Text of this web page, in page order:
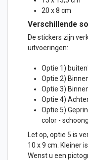
20 x 8 cm
Verschillende
De stickers zijn
uitvoeringen:
Optie 1)
Optie 2)
Optie 3)
Optie 4)
Optie 5)
color -
Let op, optie 5 is
10 x 9 cm. Kleiner
Wenst u een